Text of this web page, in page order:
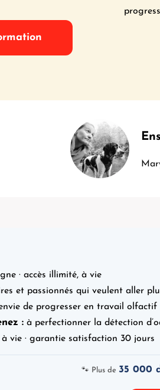
prix
$147.99.
· accès illimité, à vie
et passionnés qui veulent aller
de progresser en travail olfactif
: à perfectionner la détection
à vie · garantie satisfaction 30 jours
🐾 Plus de 35 000